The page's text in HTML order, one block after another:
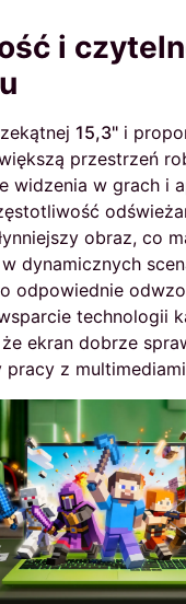
i
15,3" i
przestrzeń
widzenia w grach i
obraz, co
dynamicznych
odpowiednie
technologii
ekran dobrze
z